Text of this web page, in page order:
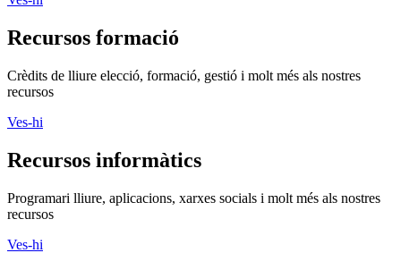
Recursos formació
Crèdits de lliure elecció, formació, gestió i molt més als nostres
recursos
Ves-hi
Recursos informàtics
Programari lliure, aplicacions, xarxes socials i molt més als nostres
recursos
Ves-hi